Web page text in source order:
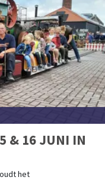
& 16 JUNI IN
het